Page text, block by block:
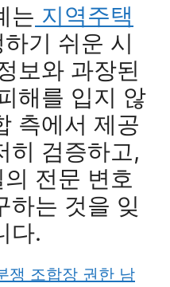
는 지역주택
기 쉬운 시
보와 과장된
해를 입지 않
측에서 제공
히 검증하고,
전문 변호
하는 것을 잊
다.
쟁 조합장 권한 남